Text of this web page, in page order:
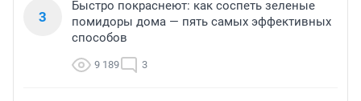
3
Быстро покраснеют: как соспеть зеленые
помидоры дома — пять самых эффективных
способов
9 189 3